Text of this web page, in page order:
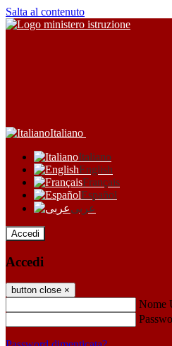
Salta al contenuto
Italiano
Italiano
English
Français
Español
عربى
Accedi
Accedi
button close ×
Nome